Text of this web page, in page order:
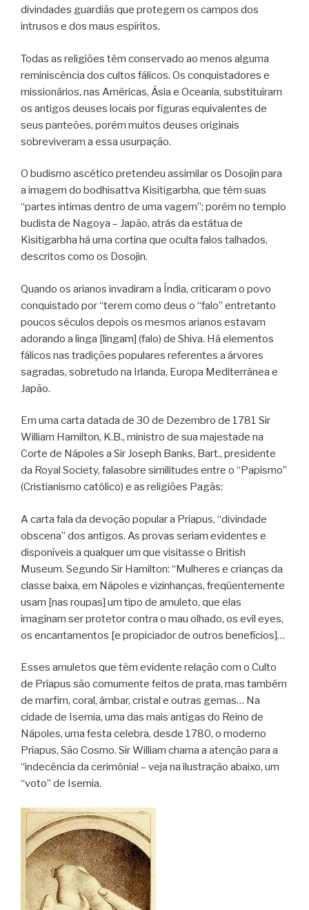
divindades guardiãs que protegem os campos dos
intrusos e dos maus espíritos.
Todas as religiões têm conservado ao menos alguma
reminiscência dos cultos fálicos. Os conquistadores e
missionários, nas Américas, Ásia e Oceania, substituíram
os antigos deuses locais por figuras equivalentes de
seus panteões, porém muitos deuses originais
sobreviveram a essa usurpação.
O budismo ascético pretendeu assimilar os Dosojin para
a imagem do bodhisattva Kisitigarbha, que têm suas
“partes intimas dentro de uma vagem”; porém no templo
budista de Nagoya – Japão, atrás da estátua de
Kisitigarbha há uma cortina que oculta falos talhados,
descritos como os Dosojin.
Quando os arianos invadiram a Índia, criticaram o povo
conquistado por “terem como deus o “falo” entretanto
poucos séculos depois os mesmos arianos estavam
adorando a linga [lingam] (falo) de Shiva. Há elementos
fálicos nas tradições populares referentes a árvores
sagradas, sobretudo na Irlanda, Europa Mediterrânea e
Japão.
Em uma carta datada de 30 de Dezembro de 1781 Sir
William Hamilton, K.B., ministro de sua majestade na
Corte de Nápoles a Sir Joseph Banks, Bart., presidente
da Royal Society, falasobre similitudes entre o “Papismo”
(Cristianismo católico) e as religiões Pagãs:
A carta fala da devoção popular a Priapus, “divindade
obscena” dos antigos. As provas seriam evidentes e
disponíveis a qualquer um que visitasse o British
Museum. Segundo Sir Hamilton: “Mulheres e crianças da
classe baixa, em Nápoles e vizinhanças, freqüentemente
usam [nas roupas] um tipo de amuleto, que elas
imaginam ser protetor contra o mau olhado, os evil eyes,
os encantamentos [e propiciador de outros benefícios]…
Esses amuletos que têm evidente relação com o Culto
de Príapus são comumente feitos de prata, mas também
de marfim, coral, âmbar, cristal e outras gemas… Na
cidade de Isernia, uma das mais antigas do Reino de
Nápoles, uma festa celebra, desde 1780, o moderno
Príapus, São Cosmo. Sir William chama a atenção para a
“indecência da cerimônia! – veja na ilustração abaixo, um
“voto” de Isernia.